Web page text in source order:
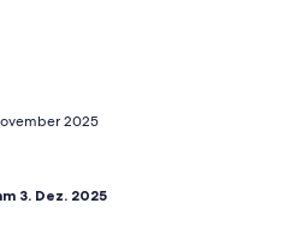
2025
3. Dez. 2025